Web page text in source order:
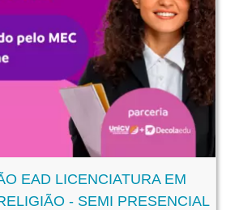
EAD LICENCIATURA EM
- SEMI PRESENCIAL